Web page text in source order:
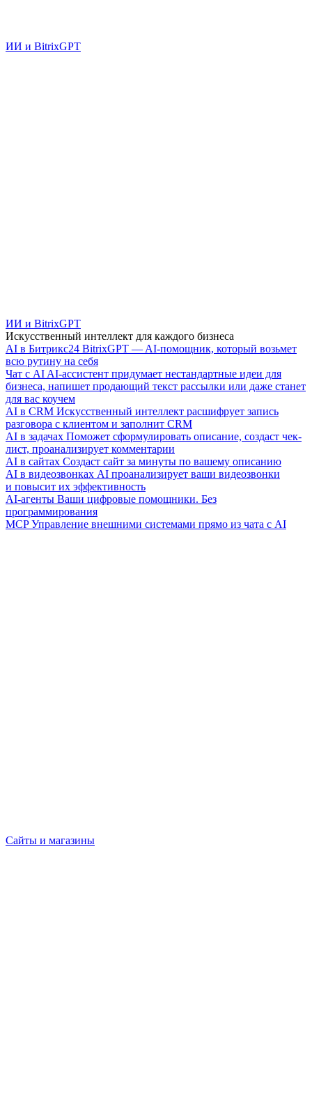
ИИ и BitrixGPT
ИИ и BitrixGPT
Искусственный интеллект для каждого бизнеса
AI в Битрикс24 BitrixGPT — AI-помощник, который возьмет
всю рутину на себя
Чат с AI AI-ассистент придумает нестандартные идеи для
бизнеса, напишет продающий текст рассылки или даже станет
для вас коучем
AI в CRM Искусственный интеллект расшифрует запись
разговора с клиентом и заполнит CRM
AI в задачах Поможет сформулировать описание, создаст чек-
лист, проанализирует комментарии
AI в сайтах Создаст сайт за минуты по вашему описанию
AI в видеозвонках AI проанализирует ваши видеозвонки
и повысит их эффективность
AI-агенты Ваши цифровые помощники. Без
программирования
MCP Управление внешними системами прямо из чата с AI
Сайты и магазины